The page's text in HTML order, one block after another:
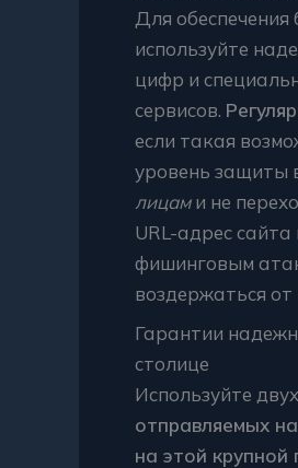
Для
используйте
цифр и
сервисов.
если такая
уровень защиты
лицами не
URL-адрес
фишинговым
воздержаться от
Гарантии
столице
Используйте
отправляемых
на этой